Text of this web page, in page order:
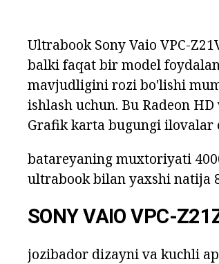
Ultrabook Sony Vaio VPC-
balki faqat bir model
mavjudligini rozi bo'lishi
ishlash uchun. Bu Radeon
Grafik karta bugungi ilovalar
batareyaning muxtoriyati
ultrabook bilan yaxshi natija
SONY VAIO VPC-
jozibador dizayni va kuchli